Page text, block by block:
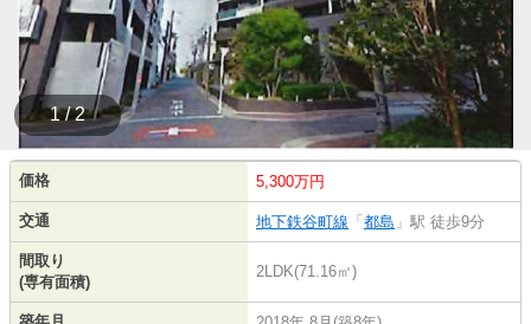
1 / 2
価格 5,300万円
交通 地下鉄谷町線 「 都島 」駅 徒歩9分
間取り
(専有面積)
2LDK(71.16㎡)